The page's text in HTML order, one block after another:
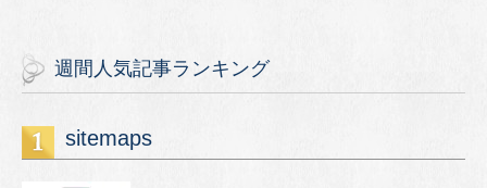
週間人気記事ランキング
sitemaps